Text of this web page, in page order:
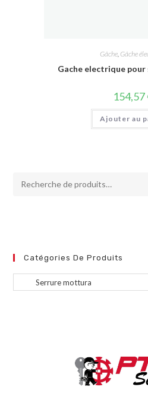
Gâche, Gâche
Gache electrique
154,57
Ajouter au
Catégories De Produits